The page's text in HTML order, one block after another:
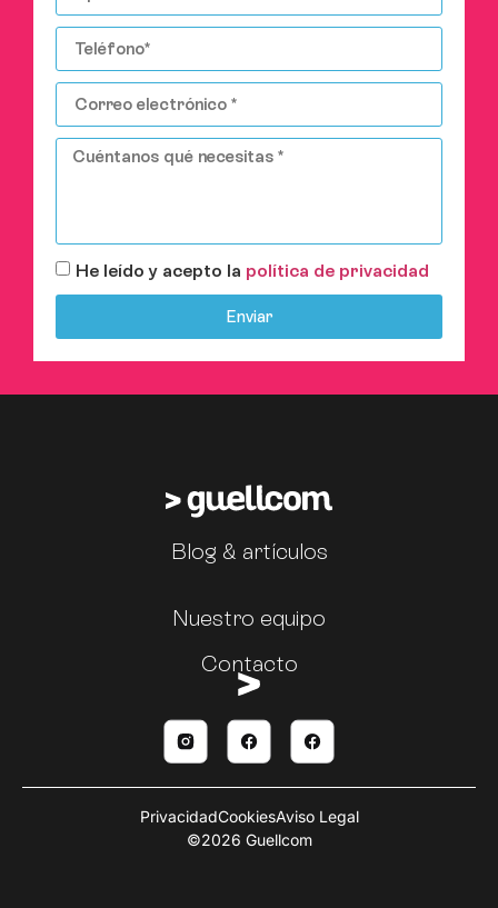
He leído y acepto la política de privacidad
Enviar
Blog & artículos
Nuestro equipo
Contacto
©2026 Guellcom
PrivacidadCookiesAviso Legal